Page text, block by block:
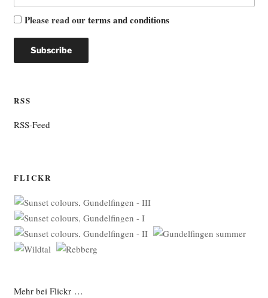
Please read ourterms and conditions
RSS
RSS-Feed
FLICKR
Mehr bei Flickr …